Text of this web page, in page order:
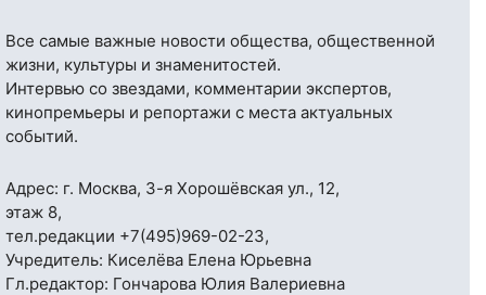
Все самые важные новости общества, общественной
жизни, культуры и знаменитостей.
Интервью со звездами, комментарии экспертов,
кинопремьеры и репортажи с места актуальных
событий.
Адрес: г. Москва, 3-я Хорошёвская ул., 12,
этаж 8,
тел.редакции +7(495)969-02-23,
Учредитель: Киселёва Елена Юрьевна
Гл.редактор: Гончарова Юлия Валериевна